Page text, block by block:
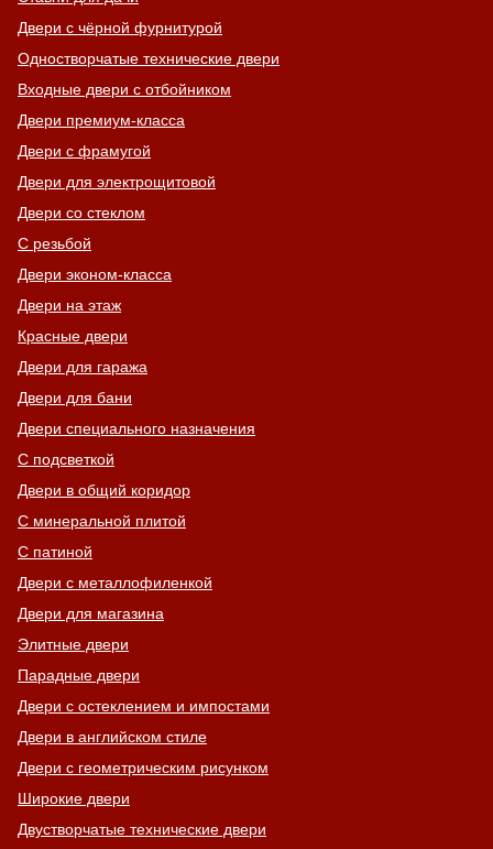
Двери с чёрной фурнитурой
Одностворчатые технические двери
Входные двери с отбойником
Двери премиум-класса
Двери с фрамугой
Двери для электрощитовой
Двери со стеклом
С резьбой
Двери эконом-класса
Двери на этаж
Красные двери
Двери для гаража
Двери для бани
Двери специального назначения
С подсветкой
Двери в общий коридор
С минеральной плитой
С патиной
Двери с металлофиленкой
Двери для магазина
Элитные двери
Парадные двери
Двери с остеклением и импостами
Двери в английском стиле
Двери с геометрическим рисунком
Широкие двери
Двустворчатые технические двери